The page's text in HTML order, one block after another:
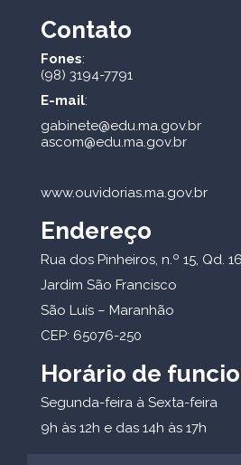
Contato
Fones:
(98) 3194-7791
E-mail:
gabinete@edu.ma.gov.br
ascom@edu.ma.gov.br
www.ouvidorias.ma.gov.br
Endereço
Rua dos Pinheiros, n.º 15, Qd. 16
Jardim São Francisco
São Luís – Maranhão
CEP: 65076-250
Horário de
Segunda-feira à Sexta-feira
9h às 12h e das 14h às 17h